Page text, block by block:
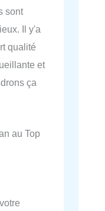
sont
Il y'a
qualité
et
ça
au Top